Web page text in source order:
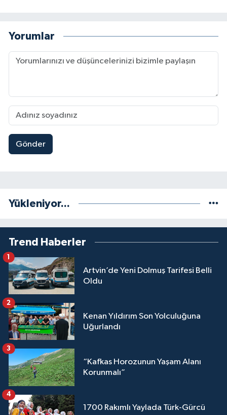
Yorumlar
Gönder
Yükleniyor...
Trend Haberler
Artvin’de Yeni Dolmuş Tarifesi Belli
Oldu
1
Kenan Yıldırım Son Yolculuğuna
Uğurlandı
2
“Kafkas Horozunun Yaşam Alanı
Korunmalı”
3
1700 Rakımlı Yaylada Türk-Gürcü
4